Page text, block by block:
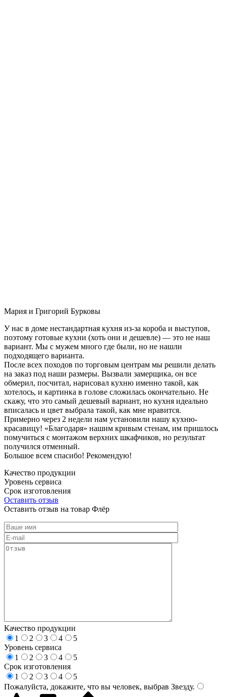
Мария и Григорий Бурковы
У нас в доме нестандартная кухня из-за короба и выступов,
поэтому готовые кухни (хоть они и дешевле) — это не наш
вариант. Мы с мужем много где были, но не нашли
подходящего варианта.
После всех походов по торговым центрам мы решили делать
на заказ под наши размеры. Вызвали замерщика, он все
обмерил, посчитал, нарисовал кухню именно такой, как
хотелось, и картинка в голове сложилась окончательно. Не
скажу, что это самый дешевый вариант, но кухня идеально
вписалась и цвет выбрала такой, как мне нравится.
Примерно через 2 недели нам установили нашу кухню-
красавицу! «Благодаря» нашим кривым стенам, им пришлось
помучиться с монтажом верхних шкафчиков, но результат
получился отменный.
Большое всем спасибо! Рекомендую!
Качество продукции
Уровень сервиса
Срок изготовления
Оставить отзыв
Оставить отзыв на товар Флёр
Качество продукции
1
2 3 4
5
Уровень сервиса
1
2 3 4
5
Срок изготовления
1
2 3 4
5
Пожалуйста, докажите, что вы человек, выбрав Звезду.